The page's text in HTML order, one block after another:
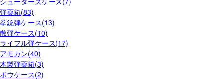
弾薬箱(83)
拳銃弾ケース(13)
散弾ケース(10)
ライフル弾ケース(17)
アモカン(40)
木製弾薬箱(3)
ボウケース(2)